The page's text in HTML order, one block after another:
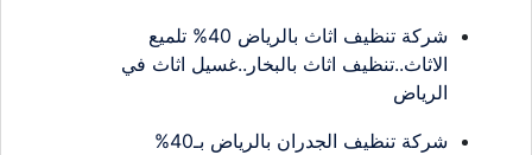
شركة تنظيف اثاث بالرياض 40% تلميع
الاثاث..تنظيف اثاث بالبخار..غسيل اثاث في
الرياض
شركة تنظيف الجدران بالرياض بـ40%